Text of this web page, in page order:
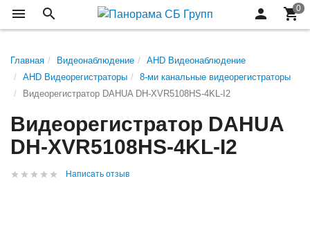
Главная Видеонаблюдение
AHD Видеонаблюдение
AHD Видеорегистраторы
8-ми канальные видеорегистраторы
Видеорегистратор DAHUA DH-XVR5108HS-4KL-I2
Видеорегистратор DAHUA
DH-XVR5108HS-4KL-I2
Написать отзыв